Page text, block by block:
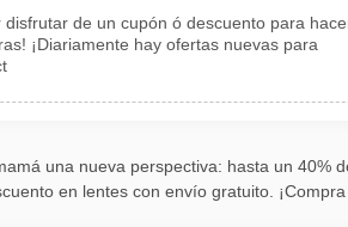
disfrutar de un cupón ó descuento para
¡Diariamente hay ofertas nuevas para
una nueva perspectiva: hasta un 40%
en lentes con envío gratuito.